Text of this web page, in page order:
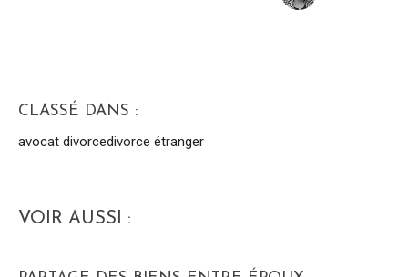
CLASSÉ DANS :
avocat divorcedivorce étranger
VOIR AUSSI :